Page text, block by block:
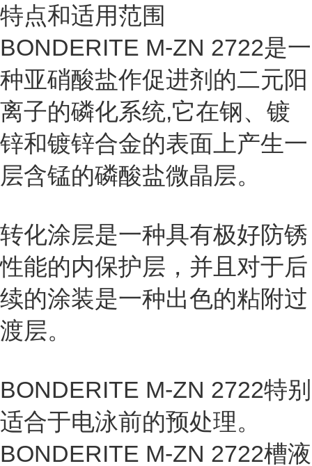
特点和适用范围
BONDERITE M-ZN 2722是一
种亚硝酸盐作促进剂的二元阳
离子的磷化系统,它在钢、镀
锌和镀锌合金的表面上产生一
层含锰的磷酸盐微晶层。
转化涂层是一种具有极好防锈
性能的内保护层，并且对于后
续的涂装是一种出色的粘附过
渡层。
BONDERITE M-ZN 2722特别
适合于电泳前的预处理。
BONDERITE M-ZN 2722槽液